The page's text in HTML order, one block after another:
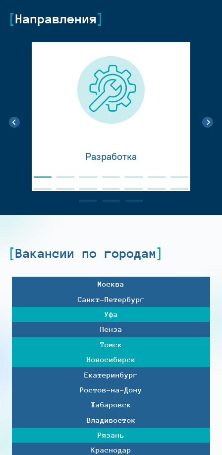
Направления
Разработка
Вакансии по городам
Москва
Санкт-Петербург
Уфа
Пенза
Томск
Новосибирск
Екатеринбург
Ростов-на-Дону
Хабаровск
Владивосток
Рязань
Краснодар